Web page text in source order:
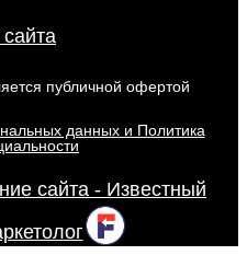
публичной офертой
данных и Политика
сайта - Известный